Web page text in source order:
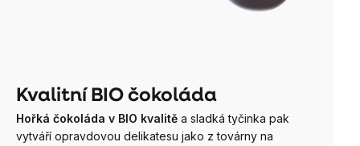
Kvalitní BIO čokoláda
Hořká čokoláda v BIO kvalitě a sladká tyčinka pak
vytváří opravdovou delikatesu jako z továrny na